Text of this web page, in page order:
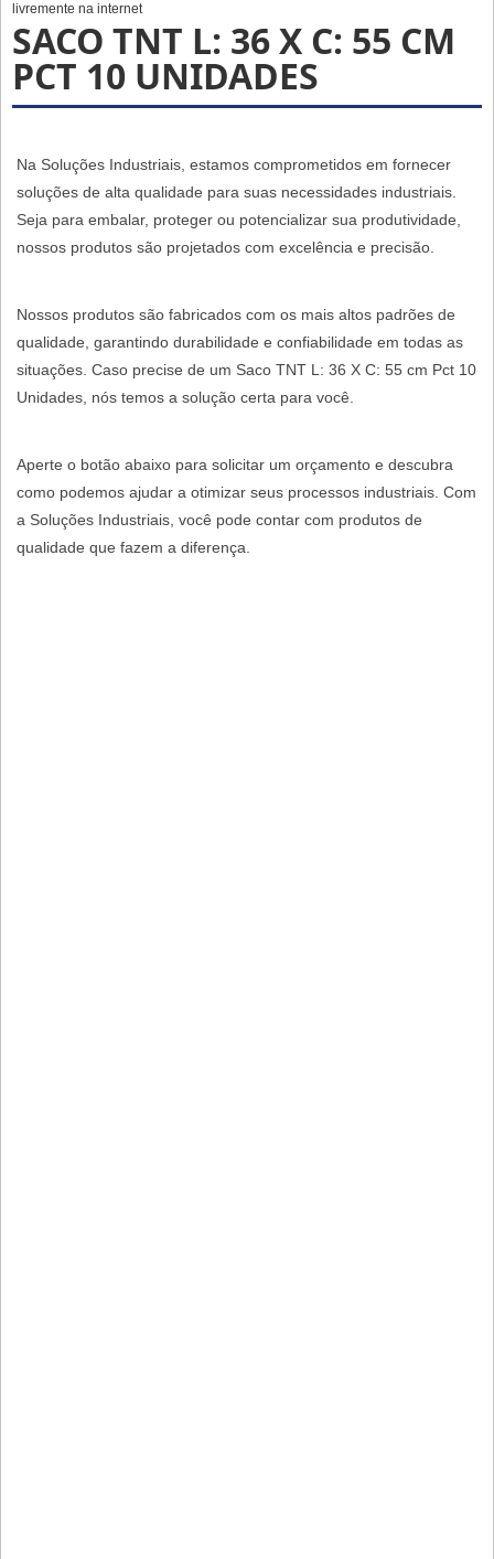
livremente na internet
SACO TNT L: 36 X C: 55 CM
PCT 10 UNIDADES
Na Soluções Industriais, estamos comprometidos em fornecer
soluções de alta qualidade para suas necessidades industriais.
Seja para embalar, proteger ou potencializar sua produtividade,
nossos produtos são projetados com excelência e precisão.
Nossos produtos são fabricados com os mais altos padrões de
qualidade, garantindo durabilidade e confiabilidade em todas as
situações. Caso precise de um Saco TNT L: 36 X C: 55 cm Pct 10
Unidades, nós temos a solução certa para você.
Aperte o botão abaixo para solicitar um orçamento e descubra
como podemos ajudar a otimizar seus processos industriais. Com
a Soluções Industriais, você pode contar com produtos de
qualidade que fazem a diferença.